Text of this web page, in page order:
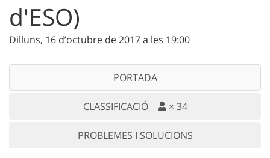
d'ESO)
Dilluns, 16 d’octubre de 2017 a les 19:00
PORTADA
CLASSIFICACIÓ × 34
PROBLEMES I SOLUCIONS